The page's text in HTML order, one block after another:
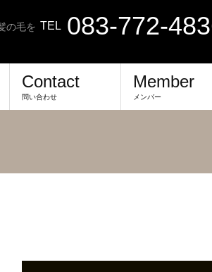
の毛を TEL 083-772-
Contact
問い合わせ
Member
メンバー